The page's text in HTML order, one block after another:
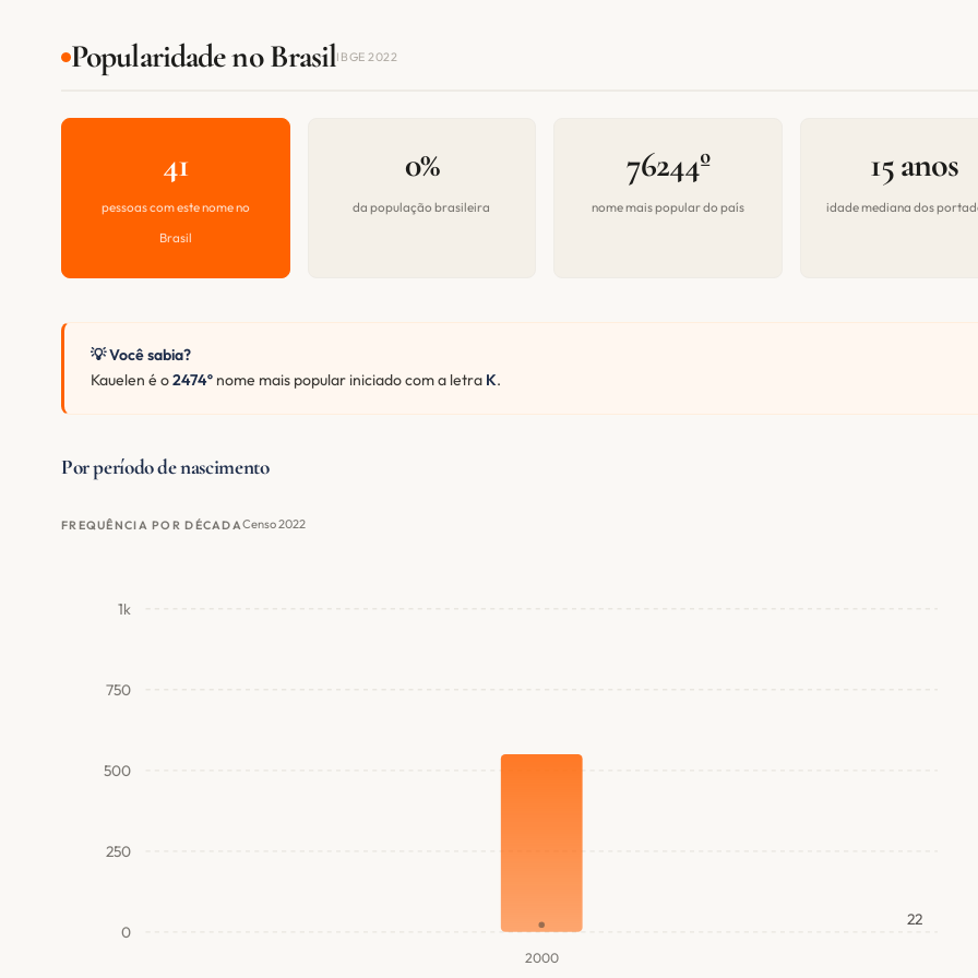
Popularidade no BrasilIBGE 2022
41
pessoas com este nome no
Brasil
0%
da população brasileira
76244º
nome mais popular do país
15 anos
idade mediana dos
💡 Você sabia?
Kauelen é o2474º nome mais popular iniciado com a letra K.
Por período de nascimento
FREQUÊNCIA POR DÉCADACenso 2022
0
250
500
750
1k
2000
22